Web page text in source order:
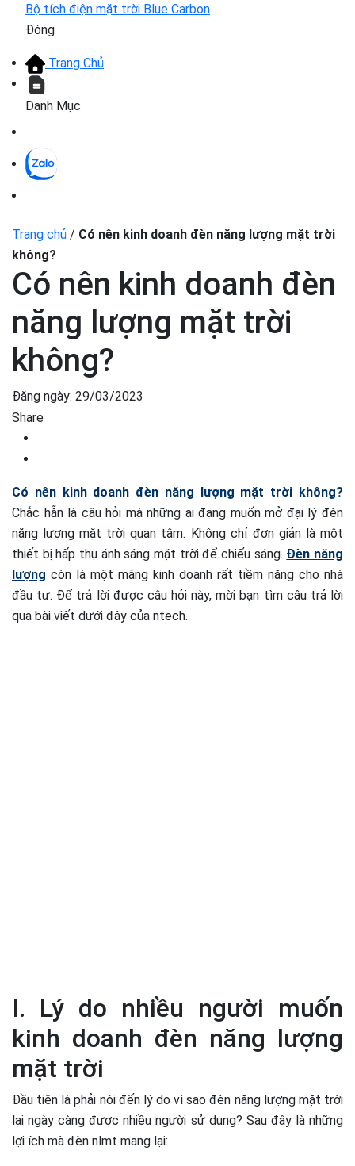
Bộ tích điện mặt trời Blue Carbon
Đóng
Trang Chủ
Danh Mục
Trang chủ / Có nên kinh doanh đèn năng lượng mặt trời
không?
Có nên kinh doanh đèn
năng lượng mặt trời
không?
Đăng ngày: 29/03/2023
Share
Có nên kinh doanh đèn năng lượng mặt trời không?
Chắc hẵn là câu hỏi mà những ai đang muốn mở đại lý đèn
năng lượng mặt trời quan tâm. Không chỉ đơn giản là một
thiết bị hấp thụ ánh sáng mặt trời để chiếu sáng. Đèn năng
lượng còn là một mãng kinh doanh rất tiềm năng cho nhà
đầu tư. Để trả lời được câu hỏi này, mời bạn tìm câu trả lời
qua bài viết dưới đây của ntech.
I. Lý do nhiều người muốn
kinh doanh đèn năng lượng
mặt trời
Đầu tiên là phải nói đến lý do vì sao đèn năng lượng mặt trời
lại ngày càng được nhiều người sử dụng? Sau đây là những
lợi ích mà đèn nlmt mang lại: